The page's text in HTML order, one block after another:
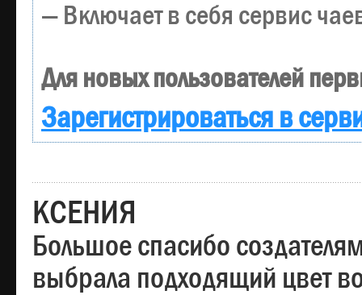
— Включает в себя сервис
Для новых пользователей
Зарегистрироваться в
КСЕНИЯ
Большое спасибо
выбрала подходящий цвет